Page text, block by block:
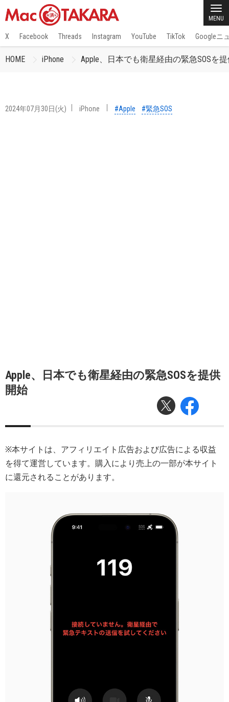
MENU
X Facebook Threads Instagram YouTube TikTok Googleニ
HOME iPhone Apple、日本でも衛星経由の緊急SOSを
2024年07月30日(火) iPhone #Apple #緊急SOS
Apple、日本でも衛星経由の緊急SOSを提供
開始
※本サイトは、アフィリエイト広告および広告による収益
を得て運営しています。購入により売上の一部が本サイト
に還元されることがあります。